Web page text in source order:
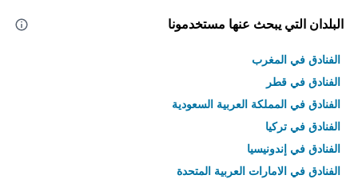
البلدان التي يبحث عنها مستخدمونا
الفنادق في المغرب
الفنادق في قطر
الفنادق في المملكة العربية السعودية
الفنادق في تركيا
الفنادق في إندونيسيا
الفنادق في الامارات العربية المتحدة